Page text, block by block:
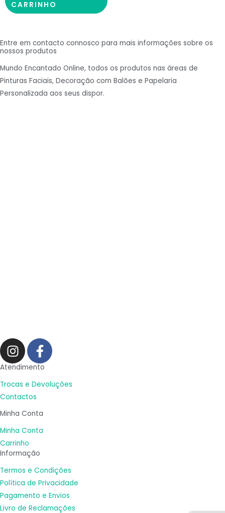
CARRINHO
Entre em contacto connosco para mais informações sobre os
nossos produtos
Mundo Encantado Online, todos os produtos nas áreas de
Pinturas Faciais, Decoração com Balões e Papelaria
Personalizada aos seus dispor.
I
n
s
t
a
g
r
a
m
F
a
c
e
o
o
k
f
Atendimento
Trocas e Devoluções
Contactos
Minha Conta
Minha Conta
Carrinho
Informação
Termos e Condições
Política de Privacidade
Pagamento e Envios
Livro de Reclamações